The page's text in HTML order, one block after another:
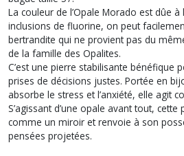
La couleur de l’Opale Morado est dûe
inclusions de fluorine, on peut
bertrandite qui ne provient pas du
de la famille des Opalites.
C’est une pierre stabilisante bénéfique
prises de décisions justes. Portée en
absorbe le stress et l’anxiété, elle agit
S’agissant d’une opale avant tout,
comme un miroir et renvoie à son
pensées projetées.